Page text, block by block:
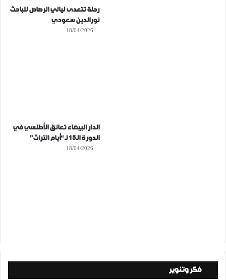
رحلة تتعدى ليالي الرصاص للباحث
نورالدين سعودي
18/04/2026
الدار البيضاء تعانق الأطلسي في
الدورة الـ15 لـ “أيام التراث”
18/04/2026
فكر وتنوير